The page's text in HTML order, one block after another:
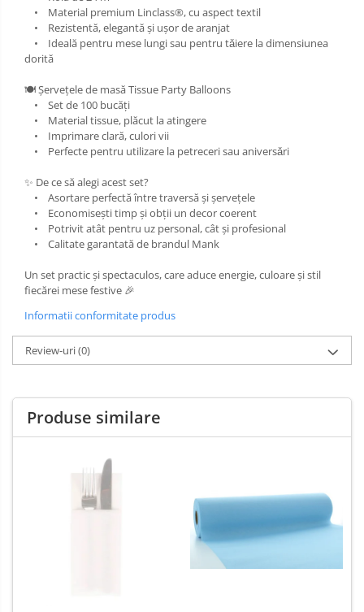
• Material premium Linclass®, cu aspect textil
• Rezistentă, elegantă și ușor de aranjat
• Ideală pentru mese lungi sau pentru tǎiere la dimensiunea
dorită
🍽 Șervețele de masă Tissue Party Balloons
• Set de 100 bucăți
• Material tissue, plăcut la atingere
• Imprimare clară, culori vii
• Perfecte pentru utilizare la petreceri sau aniversǎri
✨ De ce să alegi acest set?
• Asortare perfectă între traversă și șervețele
• Economisești timp și obții un decor coerent
• Potrivit atât pentru uz personal, cât și profesional
• Calitate garantată de brandul Mank
Un set practic și spectaculos, care aduce energie, culoare și stil
fiecărei mese festive 🎉
Informatii conformitate produs
Review-uri(0)
Produse similare